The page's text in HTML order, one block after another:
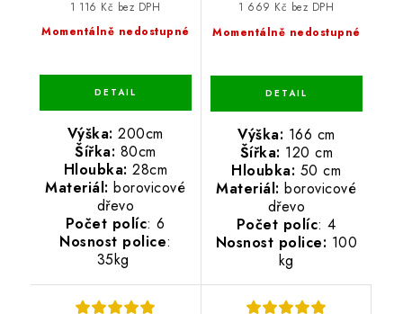
Momentálně nedostupné
1 116 Kč bez DPH
Výška: 200cm
Šířka: 80cm
Hloubka: 28cm
Materiál: borovicové
dřevo
Počet políc: 6
Nosnost police:
35kg
Momentálně nedostupné
1 669 Kč bez DPH
Výška: 166 cm
Šířka: 120 cm
Hloubka: 50 cm
Materiál: borovicové
dřevo
Počet políc: 4
Nosnost police: 100
kg